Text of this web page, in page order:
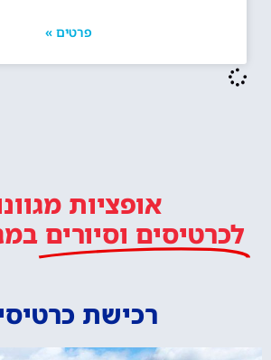
פרטים »
אופציות
לכרטיסים וסיורים
רכישת